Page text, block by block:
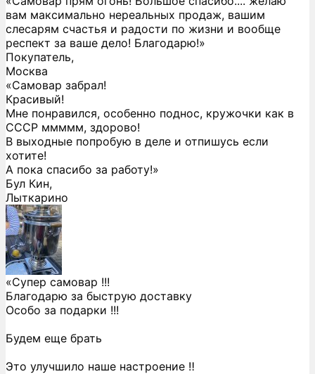
вам максимально нереальных продаж, вашим
слесарям счастья и радости по жизни и вообще
респект за ваше дело! Благодарю!»
Покупатель,
Москва
«Самовар забрал!
Красивый!
Мне понравился, особенно поднос, кружочки как в
СССР ммммм, здорово!
В выходные попробую в деле и отпишусь если
хотите!
А пока спасибо за работу!»
Бул Кин,
Лыткарино
«Супер самовар !!!
Благодарю за быструю доставку
Особо за подарки !!!
Будем еще брать
Это улучшило наше настроение ‼️